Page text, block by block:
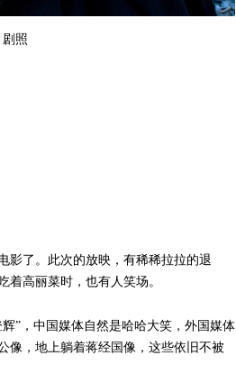
照
影了。此次的放映，有稀稀拉拉的退
高丽菜时，也有人笑场。
”，中国媒体自然是哈哈大笑，外国媒体
像，地上躺着蒋经国像，这些依旧不被